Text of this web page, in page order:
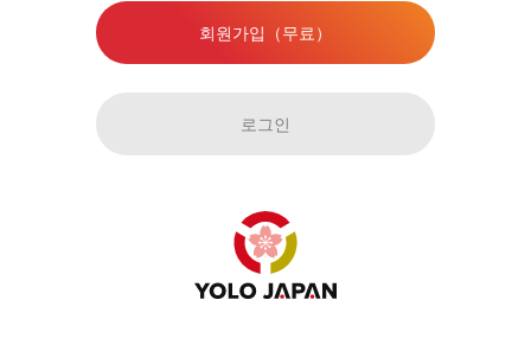
회원가입（무료）
로그인